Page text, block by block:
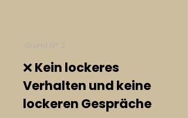
Grund N° 2
❌ Kein lockeres
Verhalten und keine
lockeren Gespräche